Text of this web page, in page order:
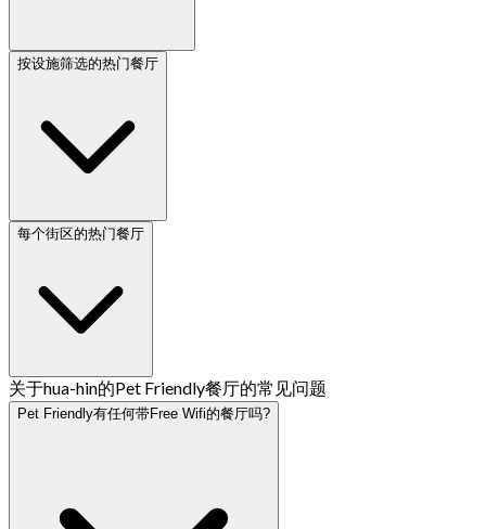
按设施筛选的热门餐厅
每个街区的热门餐厅
关于hua-hin的Pet Friendly餐厅的常见问题
Pet Friendly有任何带Free Wifi的餐厅吗?